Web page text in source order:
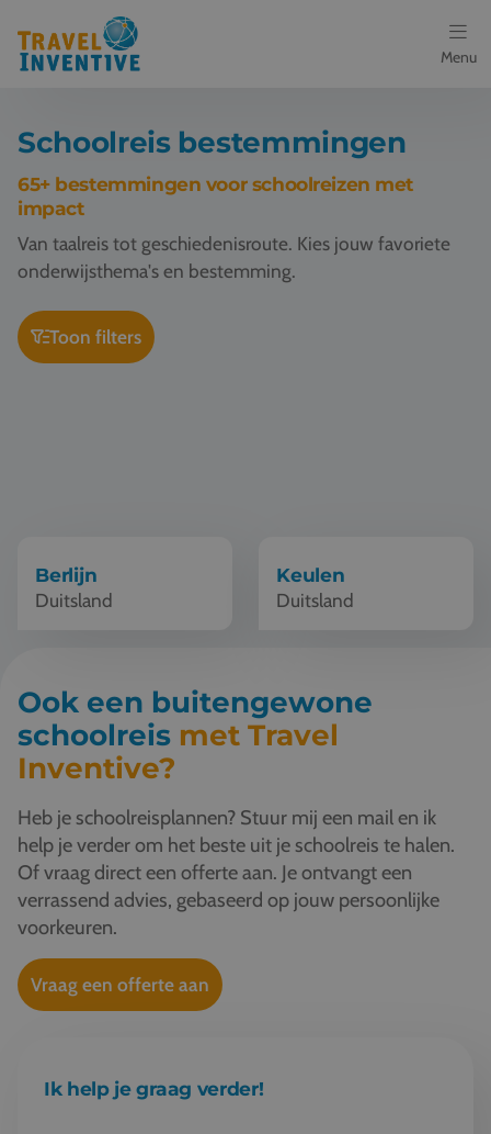
Menu
Bestemmingen
Schoolreis thema's
Voor docenten
Over ons
Een offerte aanvragen
076 522 30 57
Schoolreis bestemmingen
65+ bestemmingen voor schoolreizen met
impact
Van taalreis tot geschiedenisroute. Kies jouw favoriete
onderwijsthema's en bestemming.
Toon filters
Berlijn
Duitsland
Keulen
Duitsland
Ook een buitengewone
schoolreis met Travel
Inventive?
Heb je schoolreisplannen? Stuur mij een mail en ik
help je verder om het beste uit je schoolreis te halen.
Of vraag direct een offerte aan. Je ontvangt een
verrassend advies, gebaseerd op jouw persoonlijke
voorkeuren.
Vraag een offerte aan
Ik help je graag verder!